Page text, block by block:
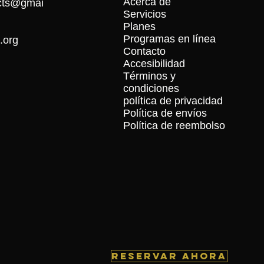
Servicios
Planes
Programas en línea
Contacto
Accesibilidad
Términos y
condiciones
política de privacidad
Política de envíos
Política de reembolso
RESERVAR AHORA